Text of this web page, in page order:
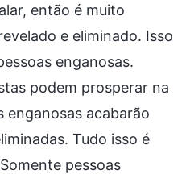
então é muito
e eliminado. Isso
enganosas.
podem prosperar na
enganosas acabarão
Tudo isso é
pessoas